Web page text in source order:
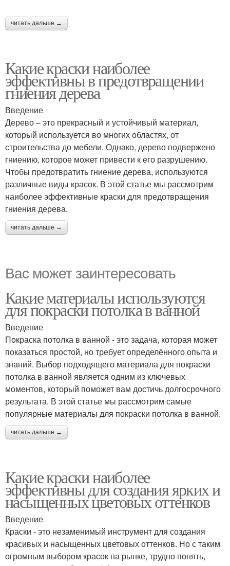
читать дальше →
Какие краски наиболее
эффективны в предотвращении
гниения дерева
Введение
Дерево – это прекрасный и устойчивый материал,
который используется во многих областях, от
строительства до мебели. Однако, дерево подвержено
гниению, которое может привести к его разрушению.
Чтобы предотвратить гниение дерева, используются
различные виды красок. В этой статье мы рассмотрим
наиболее эффективные краски для предотвращения
гниения дерева.
читать дальше →
Вас может заинтересовать
Какие материалы используются
для покраски потолка в ванной
Введение
Покраска потолка в ванной - это задача, которая может
показаться простой, но требует определённого опыта и
знаний. Выбор подходящего материала для покраски
потолка в ванной является одним из ключевых
моментов, который поможет вам достичь долгосрочного
результата. В этой статье мы рассмотрим самые
популярные материалы для покраски потолка в ванной.
читать дальше →
Какие краски наиболее
эффективны для создания ярких и
насыщенных цветовых оттенков
Введение
Краски - это незаменимый инструмент для создания
красивых и насыщенных цветовых оттенков. Но с таким
огромным выбором красок на рынке, трудно понять,